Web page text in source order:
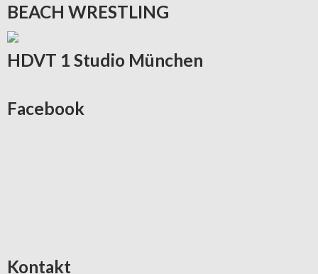
BEACH WRESTLING
HDVT 1 Studio München
Facebook
Kontakt